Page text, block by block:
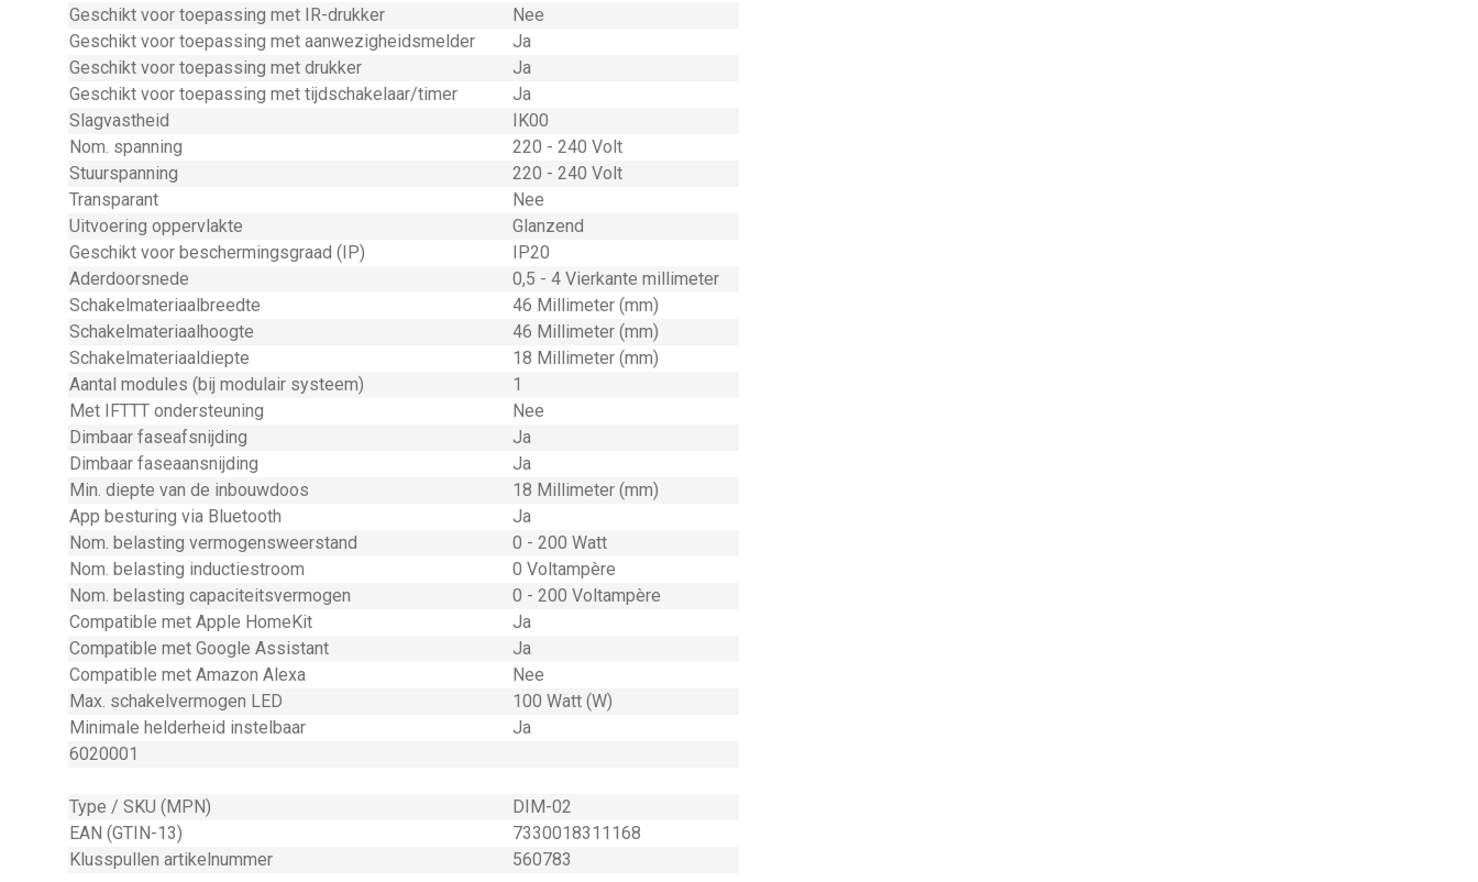
Geschikt voor toepassing met IR-drukker
Nee
Geschikt voor toepassing met aanwezigheidsmelder
Ja
Geschikt voor toepassing met drukker
Ja
Geschikt voor toepassing met tijdschakelaar/timer
Ja
Slagvastheid
IK00
Nom. spanning
220 - 240 Volt
Stuurspanning
220 - 240 Volt
Transparant
Nee
Uitvoering oppervlakte
Glanzend
Geschikt voor beschermingsgraad (IP)
IP20
Aderdoorsnede
0,5 - 4 Vierkante millimeter
Schakelmateriaalbreedte
46 Millimeter (mm)
Schakelmateriaalhoogte
46 Millimeter (mm)
Schakelmateriaaldiepte
18 Millimeter (mm)
Aantal modules (bij modulair systeem)
1
Met IFTTT ondersteuning
Nee
Dimbaar faseafsnijding
Ja
Dimbaar faseaansnijding
Ja
Min. diepte van de inbouwdoos
18 Millimeter (mm)
App besturing via Bluetooth
Ja
Nom. belasting vermogensweerstand
0 - 200 Watt
Nom. belasting inductiestroom
0 Voltampère
Nom. belasting capaciteitsvermogen
0 - 200 Voltampère
Compatible met Apple HomeKit
Ja
Compatible met Google Assistant
Ja
Compatible met Amazon Alexa
Nee
Max. schakelvermogen LED
100 Watt (W)
Minimale helderheid instelbaar
Ja
6020001
Type / SKU (MPN)
DIM-02
EAN (GTIN-13)
7330018311168
Klusspullen artikelnummer
560783